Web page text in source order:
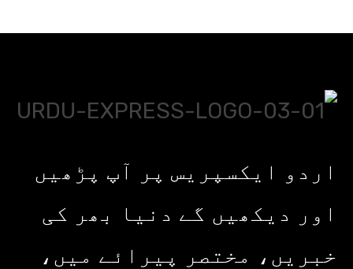
اردو ایکسپریس پر آپ پڑھیں
اور دیکھیں گے دنیا بھر کی
خبریں، مختصر پیرائے میں،